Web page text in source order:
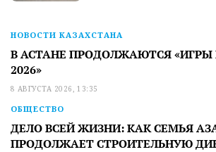
НОВОСТИ КАЗАХСТАНА
В АСТАНЕ ПРОДОЛЖАЮТСЯ
2026»
8 АВГУСТА 2026, 13:35
ОБЩЕСТВО
ДЕЛО ВСЕЙ ЖИЗНИ: КАК СЕМЬЯ
ПРОДОЛЖАЕТ СТРОИТЕЛЬНУЮ